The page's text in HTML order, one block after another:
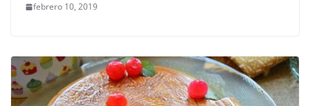
febrero 10, 2019